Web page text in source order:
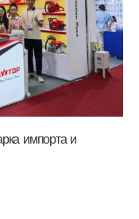
импорта и